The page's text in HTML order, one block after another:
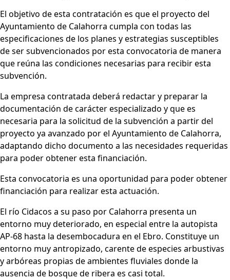
El objetivo de esta contratación es que el proyecto del
Ayuntamiento de Calahorra cumpla con todas las
especificaciones de los planes y estrategias susceptibles
de ser subvencionados por esta convocatoria de manera
que reúna las condiciones necesarias para recibir esta
subvención.
La empresa contratada deberá redactar y preparar la
documentación de carácter especializado y que es
necesaria para la solicitud de la subvención a partir del
proyecto ya avanzado por el Ayuntamiento de Calahorra,
adaptando dicho documento a las necesidades requeridas
para poder obtener esta financiación.
Esta convocatoria es una oportunidad para poder obtener
financiación para realizar esta actuación.
El río Cidacos a su paso por Calahorra presenta un
entorno muy deteriorado, en especial entre la autopista
AP-68 hasta la desembocadura en el Ebro. Constituye un
entorno muy antropizado, carente de especies arbustivas
y arbóreas propias de ambientes fluviales donde la
ausencia de bosque de ribera es casi total.